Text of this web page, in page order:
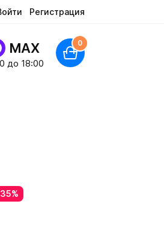
Регистрация
MAX
до 18:00
0